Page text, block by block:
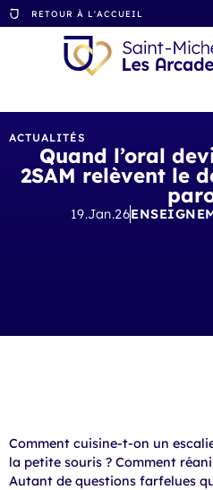
RETOUR À L'ACCUEIL
ACTUALITÉS
Quand l’oral
2SAM relèvent le
19.Jan.26
Comment cuisine-t-on un
la petite souris ? Comment
Autant de questions farfelues